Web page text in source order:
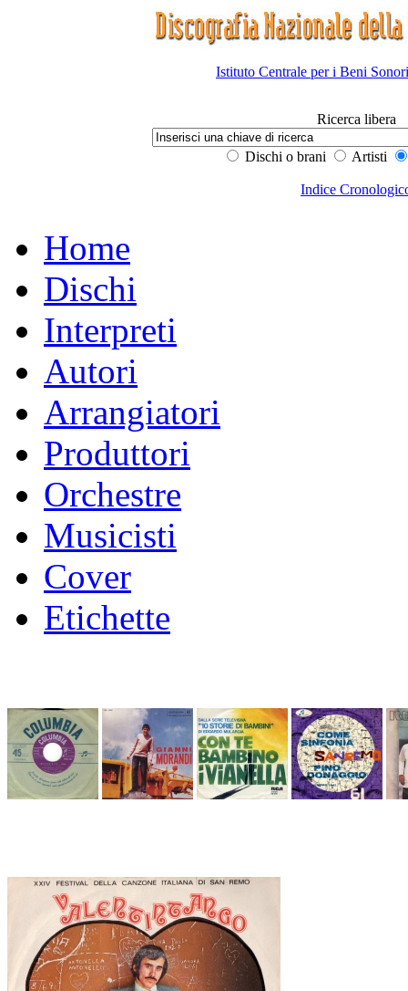
Istituto Centrale per i Beni
Ricerca libera
Dischi o brani Artisti
Indice
Home
Dischi
Interpreti
Autori
Arrangiatori
Produttori
Orchestre
Musicisti
Cover
Etichette